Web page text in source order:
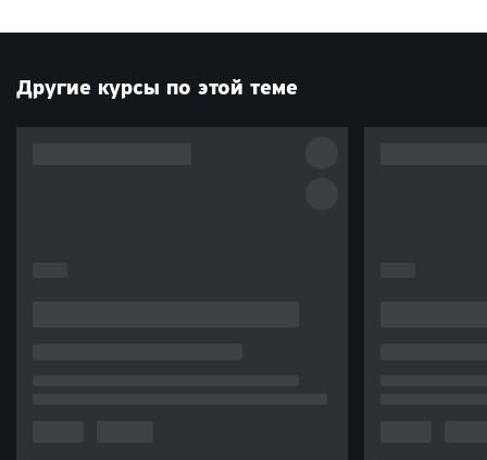
Другие курсы по этой теме